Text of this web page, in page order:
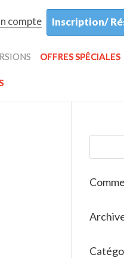
compte Inscription/
OFFRES SPÉCIALES